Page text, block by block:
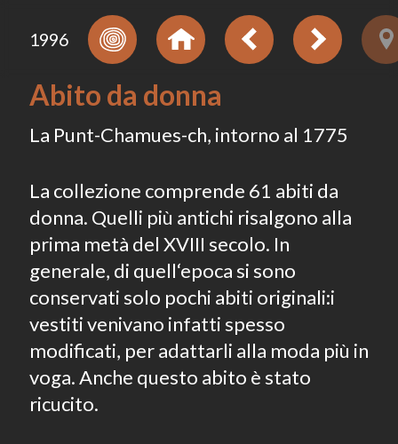
1996
Abito da donna
La Punt-Chamues-ch, intorno al 1775
La collezione comprende 61 abiti da
donna. Quelli più antichi risalgono alla
prima metà del XVIII secolo. In
generale, di quell‘epoca si sono
conservati solo pochi abiti originali:i
vestiti venivano infatti spesso
modificati, per adattarli alla moda più in
voga. Anche questo abito è stato
ricucito.